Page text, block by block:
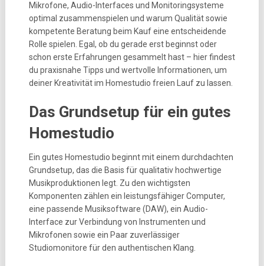
Mikrofone, Audio-Interfaces und Monitoringsysteme
optimal zusammenspielen und warum Qualität sowie
kompetente Beratung beim Kauf eine entscheidende
Rolle spielen. Egal, ob du gerade erst beginnst oder
schon erste Erfahrungen gesammelt hast – hier findest
du praxisnahe Tipps und wertvolle Informationen, um
deiner Kreativität im Homestudio freien Lauf zu lassen.
Das Grundsetup für ein gutes
Homestudio
Ein gutes Homestudio beginnt mit einem durchdachten
Grundsetup, das die Basis für qualitativ hochwertige
Musikproduktionen legt. Zu den wichtigsten
Komponenten zählen ein leistungsfähiger Computer,
eine passende Musiksoftware (DAW), ein Audio-
Interface zur Verbindung von Instrumenten und
Mikrofonen sowie ein Paar zuverlässiger
Studiomonitore für den authentischen Klang.